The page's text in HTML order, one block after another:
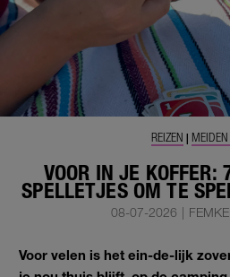
VOOR IN JE KOFFER:
SPELLETJES OM TE
REIZEN |
08-07-2026 |
Voor velen is het ein-de-lijk